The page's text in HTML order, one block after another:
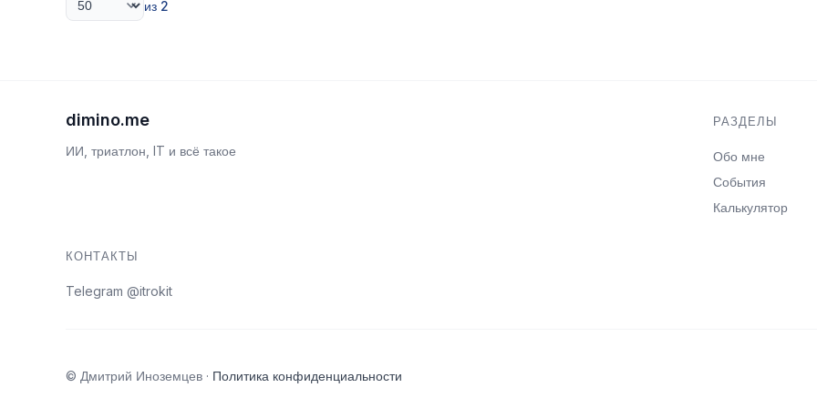
из 2
dimino.me
ИИ, триатлон, IT и всё такое
РАЗДЕЛЫ
Обо мне
События
Калькулятор
КОНТАКТЫ
Telegram @itrokit
© Дмитрий Иноземцев · Политика конфиденциальности